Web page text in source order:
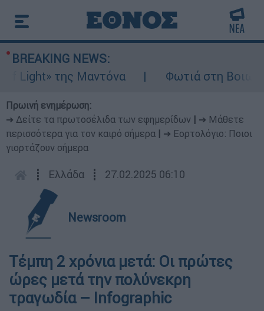
BREAKING NEWS:
της Μαντόνα
Φωτιά στη Βοιωτία:
Πρωινή ενημέρωση:
➔ Δείτε τα πρωτοσέλιδα των εφημερίδων
➔ Μάθετε
περισσότερα για τον καιρό σήμερα
➔ Εορτολόγιο: Ποιοι
γιορτάζουν σήμερα
┋ Ελλάδα ┋ 27.02.2025 06:10
Newsroom
Τέμπη 2 χρόνια μετά: Οι πρώτες
ώρες μετά την πολύνεκρη
τραγωδία – Infographic